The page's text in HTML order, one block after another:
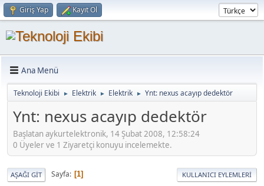
Giriş Yap Kayıt Ol
Ana Menü
Teknoloji Ekibi ► Elektrik ► Elektrik ► Ynt: nexus acayıp dedektör
Ynt: nexus acayıp dedektör
Başlatan aykurtelektronik, 14 Şubat 2008, 12:58:24
0 Üyeler ve 1 Ziyaretçi konuyu incelemekte.
AŞAĞI GIT Sayfa 1 KULLANICI EYLEMLERI